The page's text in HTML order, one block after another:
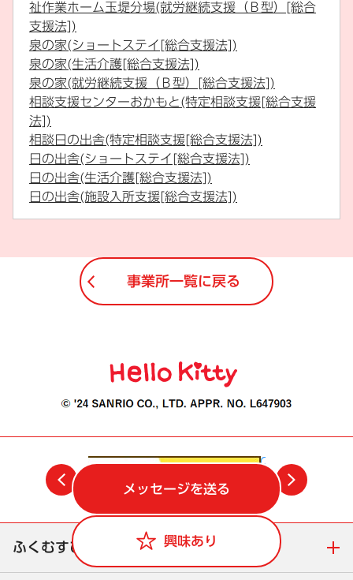
祉作業ホーム玉堤分場(就労継続支援（Ｂ型）[総合
支援法])
泉の家(ショートステイ[総合支援法])
泉の家(生活介護[総合支援法])
泉の家(就労継続支援（Ｂ型）[総合支援法])
相談支援センターおかもと(特定相談支援[総合支援
法])
相談日の出舎(特定相談支援[総合支援法])
日の出舎(ショートステイ[総合支援法])
日の出舎(生活介護[総合支援法])
日の出舎(施設入所支援[総合支援法])
メッセージを送る
興味あり
事業所一覧に戻る
ふくむすびについて